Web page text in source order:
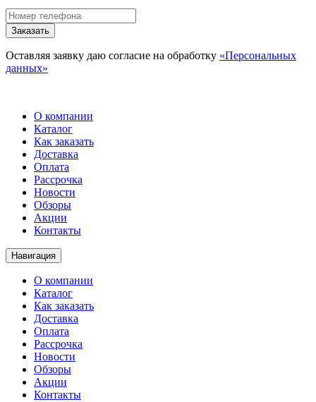
Заказать
Оставляя заявку даю согласие на обработку «Персональных
данных»
О компании
Каталог
Как заказать
Доставка
Оплата
Рассрочка
Новости
Обзоры
Акции
Контакты
Навигация
О компании
Каталог
Как заказать
Доставка
Оплата
Рассрочка
Новости
Обзоры
Акции
Контакты